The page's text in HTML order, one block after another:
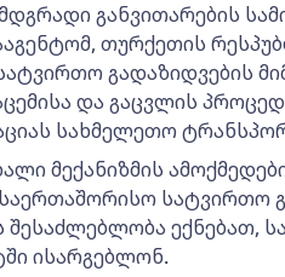
განვითარების
თურქეთის
გადაზიდვების
და გაცვლის
სახმელეთო
მექანიზმის
სატვირთო
შესაძლებლობა ექნებათ,
ისარგებლონ.